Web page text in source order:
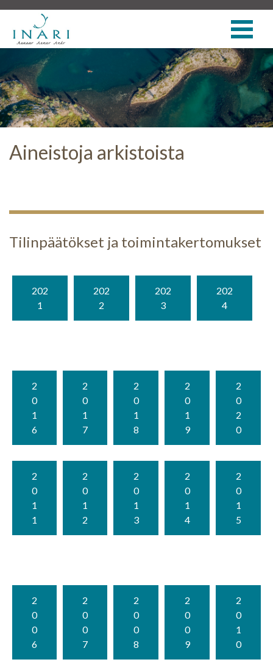
Aineistoja arkistoista
Tilinpäätökset ja toimintakertomukset
202
1
202
2
202
3
202
4
2
0
1
6
2
0
1
7
2
0
1
8
2
0
1
9
2
0
2
0
2
0
1
1
2
0
1
2
2
0
1
3
2
0
1
4
2
0
1
5
2
0
0
6
2
0
0
7
2
0
0
8
2
0
0
9
2
0
1
0